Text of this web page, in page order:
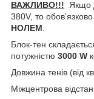
ВАЖЛИВО!!! Якщо
380V, то
НОЛЕМ
Блок-тен
потужністю 3000 W
Довжина тенів (від
Міжцентрова